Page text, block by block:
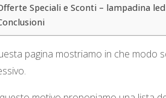
Speciali e Sconti – lampadina
pagina mostriamo in che modo